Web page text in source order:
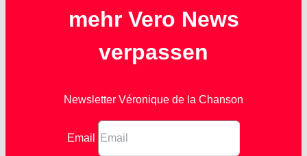
mehr Vero News
verpassen
Newsletter Véronique de la Chanson
Email